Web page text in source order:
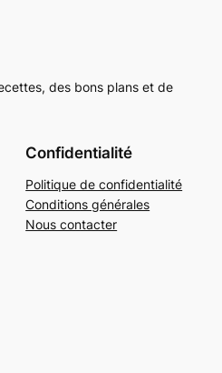
des bons plans et de
Confidentialité
Politique de confidentialité
Conditions générales
Nous contacter